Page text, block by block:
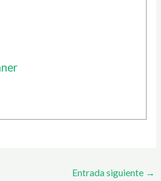
Entrada siguiente →